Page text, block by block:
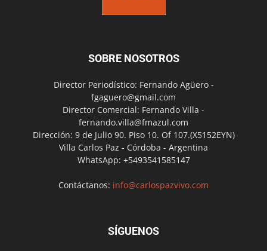
SOBRE NOSOTROS
Director Periodístico: Fernando Agüero -
fgaguero@gmail.com
Director Comercial: Fernando Villa -
fernando.villa@fmazul.com
Dirección: 9 de Julio 90. Piso 10. Of 107.(X5152EYN)
Villa Carlos Paz - Córdoba - Argentina
WhatsApp: +5493541585147
Contáctanos: info@carlospazvivo.com
SÍGUENOS